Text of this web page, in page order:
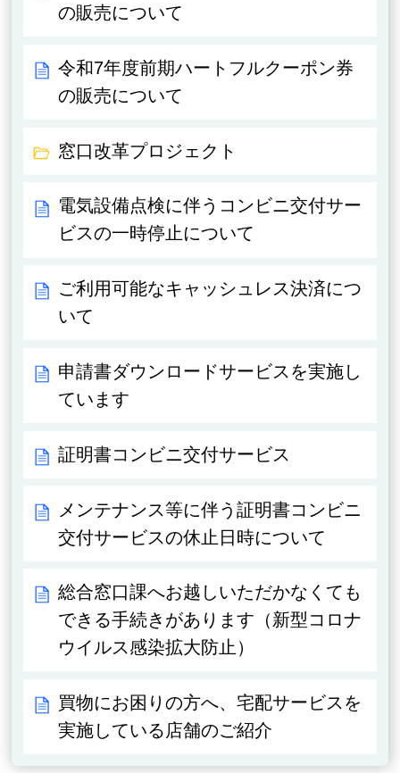
の販売について
令和7年度前期ハートフルクーポン券
の販売について
窓口改革プロジェクト
電気設備点検に伴うコンビニ交付サー
ビスの一時停止について
ご利用可能なキャッシュレス決済につ
いて
申請書ダウンロードサービスを実施し
ています
証明書コンビニ交付サービス
メンテナンス等に伴う証明書コンビニ
交付サービスの休止日時について
総合窓口課へお越しいただかなくても
できる手続きがあります（新型コロナ
ウイルス感染拡大防止）
買物にお困りの方へ、宅配サービスを
実施している店舗のご紹介